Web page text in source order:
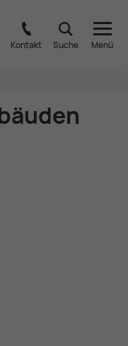
Kontakt Suche Menü